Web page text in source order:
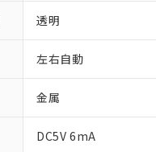
透明
左右自動
金属
DC5V 6mA